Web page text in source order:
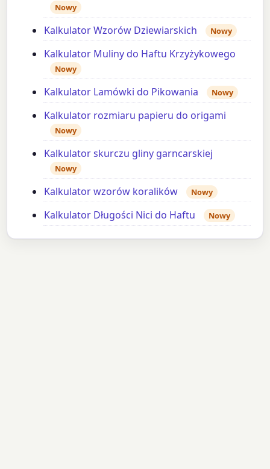
Nowy
Kalkulator Wzorów Dziewiarskich Nowy
Kalkulator Muliny do Haftu Krzyżykowego
Nowy
Kalkulator Lamówki do Pikowania Nowy
Kalkulator rozmiaru papieru do origami
Nowy
Kalkulator skurczu gliny garncarskiej
Nowy
Kalkulator wzorów koralików Nowy
Kalkulator Długości Nici do Haftu Nowy